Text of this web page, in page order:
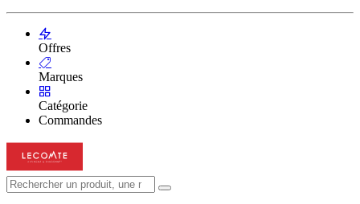
Offres
Marques
Catégorie
Commandes